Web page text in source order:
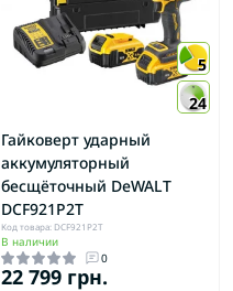
5
24
Гайковерт ударный
аккумуляторный
бесщёточный DeWALT
DCF921P2T
Код товара: DCF921P2T
В наличии
0
22 799 грн.